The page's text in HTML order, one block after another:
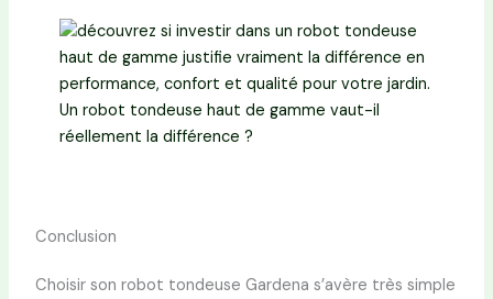
Un robot tondeuse haut de gamme vaut-il
réellement la différence ?
Conclusion
Choisir son robot tondeuse Gardena s’avère très simple